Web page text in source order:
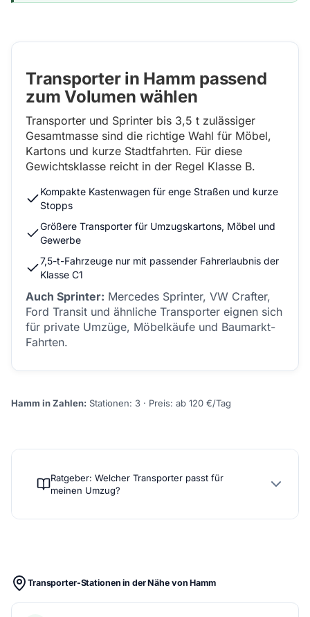
Transporter in Hamm passend
zum Volumen wählen
Transporter und Sprinter bis 3,5 t zulässiger
Gesamtmasse sind die richtige Wahl für Möbel,
Kartons und kurze Stadtfahrten. Für diese
Gewichtsklasse reicht in der Regel Klasse B.
Kompakte Kastenwagen für enge Straßen und kurze
Stopps
Größere Transporter für Umzugskartons, Möbel und
Gewerbe
7,5-t-Fahrzeuge nur mit passender Fahrerlaubnis der
Klasse C1
Auch Sprinter: Mercedes Sprinter, VW Crafter,
Ford Transit und ähnliche Transporter eignen sich
für private Umzüge, Möbelkäufe und Baumarkt-
Fahrten.
Hamm in Zahlen: Stationen: 3 · Preis: ab 120 €/Tag
Ratgeber: Welcher Transporter passt für
meinen Umzug?
Transporter-Stationen in der Nähe von Hamm